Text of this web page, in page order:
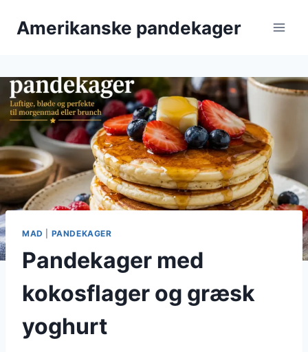
Amerikanske pandekager
MAD PANDEKAGER
Pandekager med
kokosflager og græsk
yoghurt